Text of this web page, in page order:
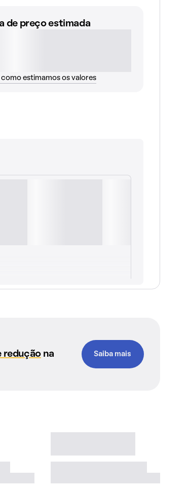
de preço estimada
como estimamos os valores
reduçãona
Saiba mais